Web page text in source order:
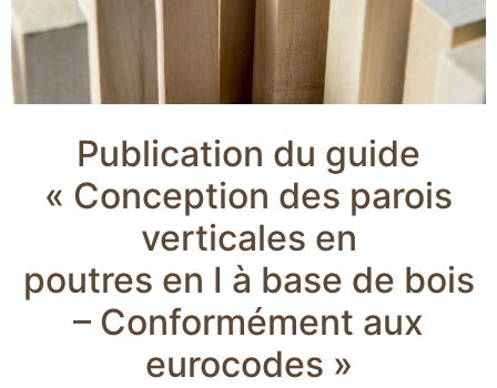
Publication du guide
« Conception des parois
verticales en
poutres en I à base de bois
– Conformément aux
eurocodes »